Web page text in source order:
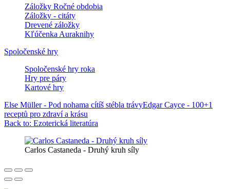
Záložky Ročné obdobia
Záložky - citáty
Drevené záložky
Kľúčenka Auraknihy
Spoločenské hry
Spoločenské hry roka
Hry pre páry
Kartové hry
Else Müller - Pod nohama cítíš stébla trávyEdgar Cayce - 100+1
receptů pro zdraví a krásu
Back to: Ezoterická literatúra
Carlos Castaneda - Druhý kruh síly